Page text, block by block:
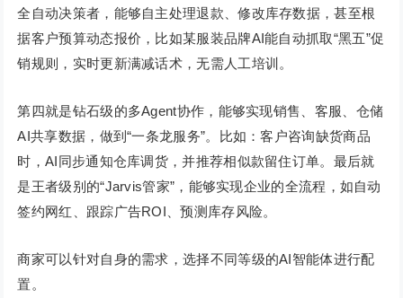
全自动决策者，能够自主处理退款、修改库存数据，甚至根
据客户预算动态报价，比如某服装品牌AI能自动抓取“黑五”促
销规则，实时更新满减话术，无需人工培训。
第四就是钻石级的多Agent协作，能够实现销售、客服、仓储
AI共享数据，做到“一条龙服务”。比如：客户咨询缺货商品
时，AI同步通知仓库调货，并推荐相似款留住订单。最后就
是王者级别的“Jarvis管家”，能够实现企业的全流程，如自动
签约网红、跟踪广告ROI、预测库存风险。
商家可以针对自身的需求，选择不同等级的AI智能体进行配
置。